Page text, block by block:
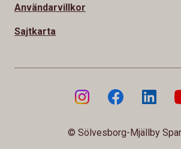
Användarvillkor
Sajtkarta
© Sölvesborg-Mjällby